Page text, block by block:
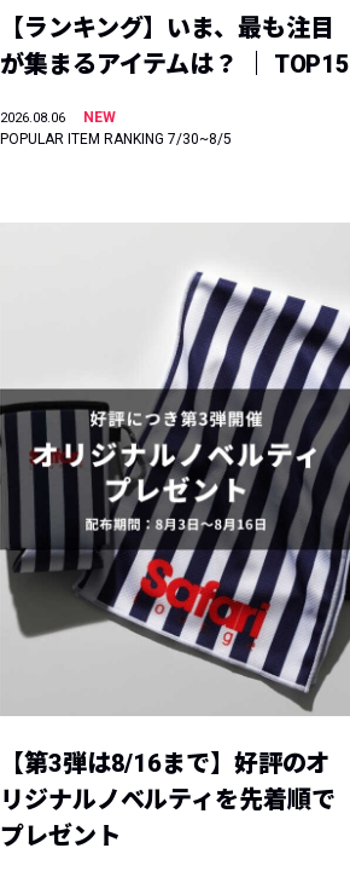
【ランキング】いま、最も注目
が集まるアイテムは？ ｜ TOP15
2026.08.06
NEW
POPULAR ITEM RANKING 7/30~8/5
【第3弾は8/16まで】好評のオ
リジナルノベルティを先着順で
プレゼント